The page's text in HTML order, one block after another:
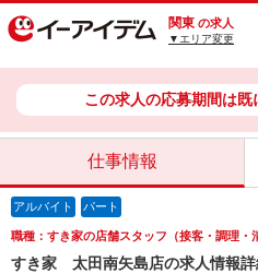
関東 の求人
▼エリア変更
この求人の応募期間は既
仕事情報
アルバイト パート
職種：すき家の店舗スタッフ（接客・調理・
すき家 太田南矢島店の求人情報詳